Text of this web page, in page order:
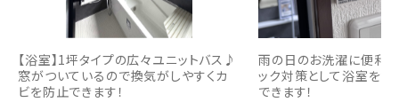
【浴室】1坪タイプの広々ユニットバス♪
窓がついているので換気がしやすくカ
ビを防止できます！
雨の日のお洗濯に便利で
ック対策として浴室を温
できます！